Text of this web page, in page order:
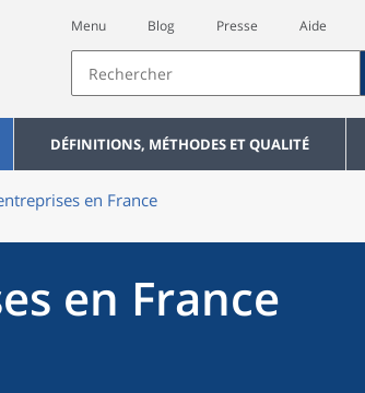
Menu Blog Presse Aide
DÉFINITIONS, MÉTHODES ET QUALITÉ
en France
en France